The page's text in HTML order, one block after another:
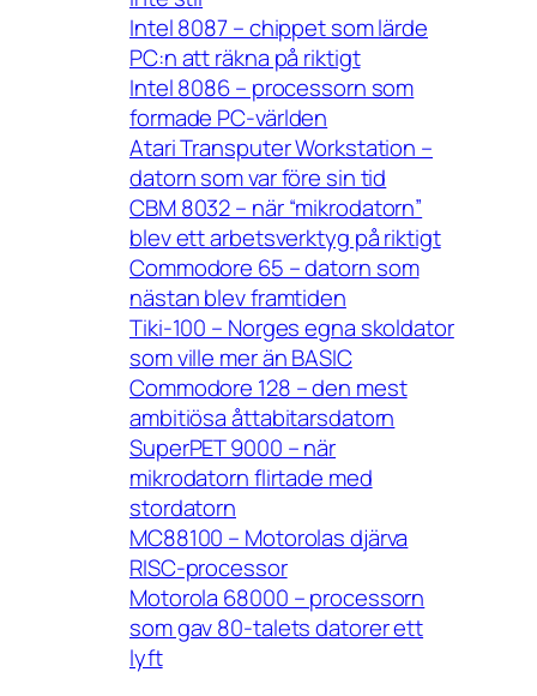
Intel 8087 – chippet som lärde
PC:n att räkna på riktigt
Intel 8086 – processorn som
formade PC-världen
Atari Transputer Workstation –
datorn som var före sin tid
CBM 8032 – när “mikrodatorn”
blev ett arbetsverktyg på riktigt
Commodore 65 – datorn som
nästan blev framtiden
Tiki-100 – Norges egna skoldator
som ville mer än BASIC
Commodore 128 – den mest
ambitiösa åttabitarsdatorn
SuperPET 9000 – när
mikrodatorn flirtade med
stordatorn
MC88100 – Motorolas djärva
RISC-processor
Motorola 68000 – processorn
som gav 80-talets datorer ett
lyft